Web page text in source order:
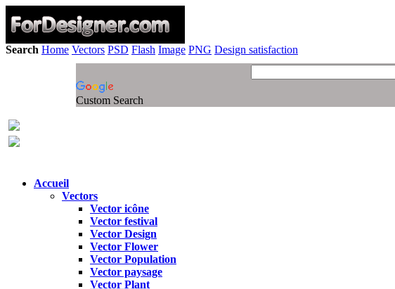
Search Home Vectors PSD Flash Image PNG Design satisfaction
Custom Search
Accueil
Vectors
Vector icône
Vector festival
Vector Design
Vector Flower
Vector Population
Vector paysage
Vector Plant